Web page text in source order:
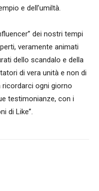
e dell’umiltà.
dei nostri tempi
veramente animati
dello scandalo e della
di vera unità e non di
ricordarci ogni giorno
testimonianze, con i
di Like”.